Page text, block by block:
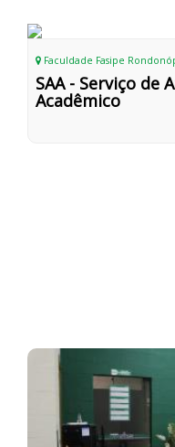
Faculdade Fasipe
SAA - Serviço de
Acadêmico